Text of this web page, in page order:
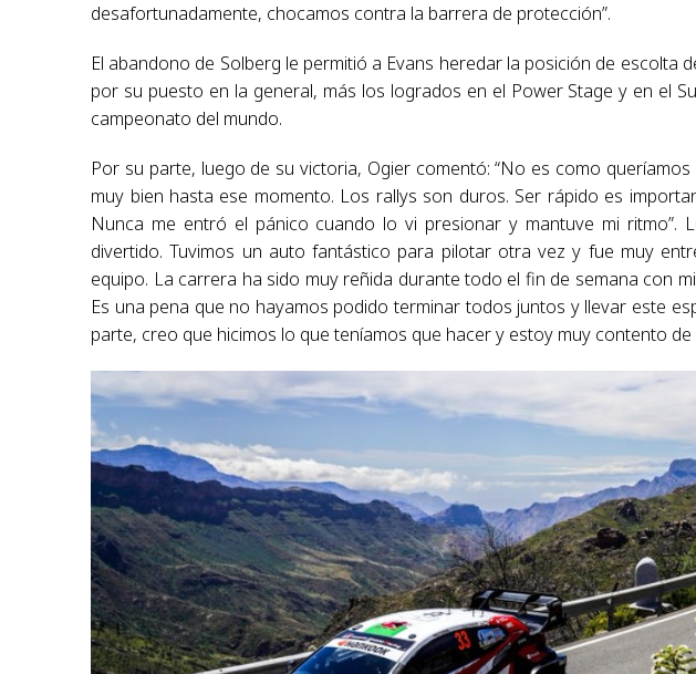
desafortunadamente, chocamos contra la barrera de protección”.
El abandono de Solberg le permitió a Evans heredar la posición de escolta
por su puesto en la general, más los logrados en el Power Stage y en el
campeonato del mundo.
Por su parte, luego de su victoria, Ogier comentó: “No es como
muy bien hasta ese momento. Los rallys son duros. Ser rápido es
Nunca me entró el pánico cuando lo vi presionar y mantuve mi ritmo”.
divertido. Tuvimos un auto fantástico para pilotar otra vez y fue muy
equipo. La carrera ha sido muy reñida durante todo el fin de semana con
Es una pena que no hayamos podido terminar todos juntos y llevar este
parte, creo que hicimos lo que teníamos que hacer y estoy muy contento